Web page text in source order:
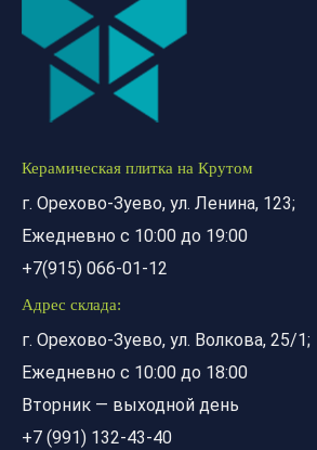
Керамическая плитка на Крутом
г. Орехово-Зуево, ул. Ленина, 123;
Ежедневно с 10:00 до 19:00
+7(915) 066-01-12
Адрес склада:
г. Орехово-Зуево, ул. Волкова, 25/1;
Ежедневно с 10:00 до 18:00
Вторник — выходной день
+7 (991) 132-43-40